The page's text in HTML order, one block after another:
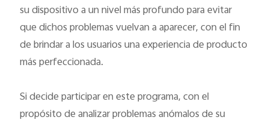
su dispositivo a un nivel más profundo para evitar
que dichos problemas vuelvan a aparecer, con el fin
de brindar a los usuarios una experiencia de producto
más perfeccionada.
Si decide participar en este programa, con el
propósito de analizar problemas anómalos de su